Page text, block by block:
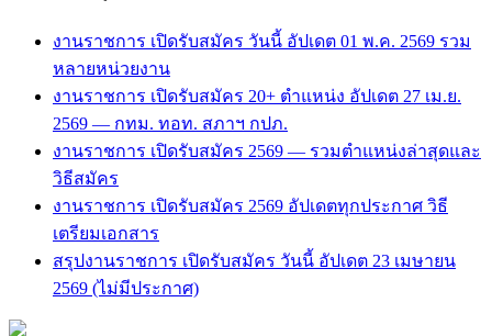
งานราชการ เปิดรับสมัคร วันนี้ อัปเดต 01 พ.ค. 2569 รวม
หลายหน่วยงาน
งานราชการ เปิดรับสมัคร 20+ ตำแหน่ง อัปเดต 27 เม.ย.
2569 — กทม. ทอท. สภาฯ กปภ.
งานราชการ เปิดรับสมัคร 2569 — รวมตำแหน่งล่าสุดและ
วิธีสมัคร
งานราชการ เปิดรับสมัคร 2569 อัปเดตทุกประกาศ วิธี
เตรียมเอกสาร
สรุปงานราชการ เปิดรับสมัคร วันนี้ อัปเดต 23 เมษายน
2569 (ไม่มีประกาศ)